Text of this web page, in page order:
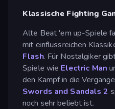
Klassische Fighting
Alte Beat 'em up-Spiele
mit einflussreichen
Flash. Für Nostalgiker
Spiele wie Electric Man
den Kampf in die
Swords and Sandals 2
noch sehr beliebt ist.